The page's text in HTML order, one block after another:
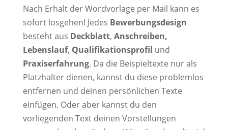
Nach Erhalt der Wordvorlage per Mail kann es
sofort losgehen! Jedes Bewerbungsdesign
besteht aus Deckblatt, Anschreiben,
Lebenslauf, Qualifikationsprofil und
Praxiserfahrung. Da die Beispieltexte nur als
Platzhalter dienen, kannst du diese problemlos
entfernen und deinen persönlichen Texte
einfügen. Oder aber kannst du den
vorliegenden Text deinen Vorstellungen